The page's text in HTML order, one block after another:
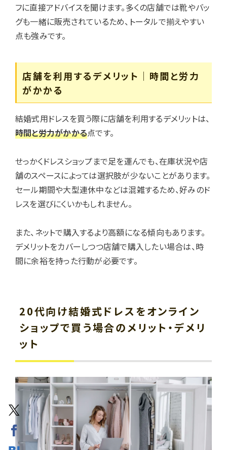
フに直接アドバイスを聞けます。多くの店舗では靴やバッ
グも一緒に販売されているため、トータルで揃えやすい
点も強みです。
店舗を利用するデメリット｜時間と労力
がかかる
結婚式用ドレスを買う際に店舗を利用するデメリットは、
時間と労力がかかる点です。
せっかくドレスショップまで足を運んでも、在庫状況や店
舗のスペースによっては選択肢が少ないことがあります。
セール期間や大型連休中などは混雑するため、好みのド
レスを選びにくいかもしれません。
また、ネットで購入するより高額になる傾向もあります。
デメリットをカバーしつつ店舗で購入したい場合は、時
間に余裕を持った行動が必要です。
20代向け結婚式ドレスをオンライン
ショップで買う場合のメリット・デメリ
ット